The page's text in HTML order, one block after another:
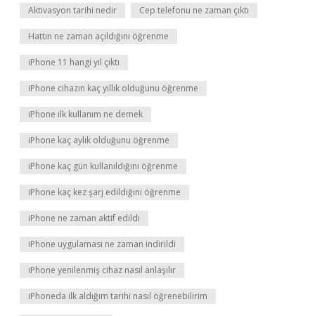
Aktivasyon tarihi nedir Cep telefonu ne zaman çıktı
Hattın ne zaman açıldığını öğrenme
iPhone 11 hangi yıl çıktı
iPhone cihazın kaç yıllık olduğunu öğrenme
iPhone ilk kullanım ne demek
iPhone kaç aylık olduğunu öğrenme
iPhone kaç gün kullanıldığını öğrenme
iPhone kaç kez şarj edildiğini öğrenme
iPhone ne zaman aktif edildi
iPhone uygulaması ne zaman indirildi
iPhone yenilenmiş cihaz nasıl anlaşılır
iPhoneda ilk aldığım tarihi nasıl öğrenebilirim